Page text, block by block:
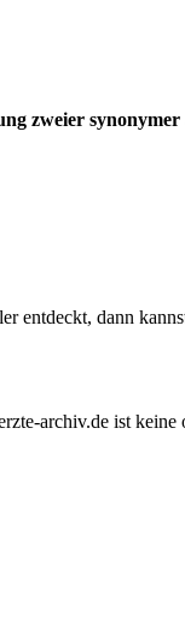
zweier synonymer
entdeckt, dann
archiv.de ist